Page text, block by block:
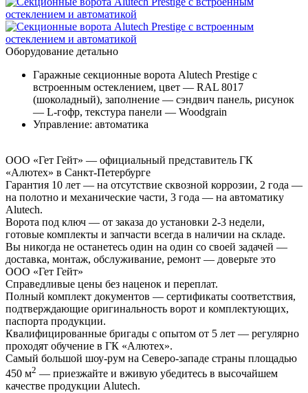
Оборудование детально
Гаражные секционные ворота Alutech Prestige с
встроенным остеклением, цвет — RAL 8017
(шоколадный), заполнение — сэндвич панель, рисунок
— L-гофр, текстура панели — Woodgrain
Управление: автоматика
ООО «Гет Гейт» — официальный представитель ГК
«Алютех» в Санкт-Петербурге
Гарантия 10 лет — на отсутствие сквозной коррозии, 2 года —
на полотно и механические части, 3 года — на автоматику
Alutech.
Ворота под ключ — от заказа до установки 2-3 недели,
готовые комплекты и запчасти всегда в наличии на складе.
Вы никогда не останетесь один на один со своей задачей —
доставка, монтаж, обслуживание, ремонт — доверьте это
ООО «Гет Гейт»
Справедливые цены без наценок и переплат.
Полный комплект документов — сертификаты соответствия,
подтверждающие оригинальность ворот и комплектующих,
паспорта продукции.
Квалифицированные бригады с опытом от 5 лет — регулярно
проходят обучение в ГК «Алютех».
Самый большой шоу-рум на Северо-западе страны площадью
450 м2 — приезжайте и вживую убедитесь в высочайшем
качестве продукции Alutech.